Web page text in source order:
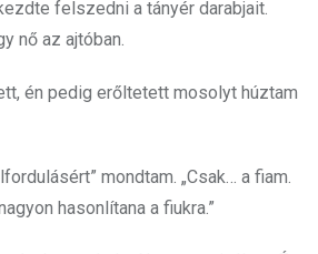
felszedni a tányér darabjait.
nő az ajtóban.
én pedig erőltetett mosolyt húztam
mondtam. „Csak… a fiam.
hasonlítana a fiukra.”